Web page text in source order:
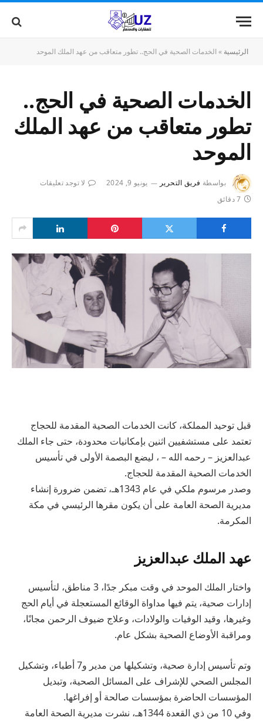
الرئيسية » الخدمات الصحية في الحج.. تطور متعاقب من عهد الملك الموحد
الخدمات الصحية في الحج..
تطور متعاقب من عهد الملك
الموحد
بواسطة فريق التحرير يونيو 9, 2024
لا توجد تعليقات
7 دقائق
قبل توحيد المملكة، كانت الخدمات الصحية المقدمة للحجاج
تعتمد على مستشفيين اثنين بإمكانيات محدودة، حتى جاء الملك
عبدالعزيز – رحمه الله – ، ليضع البصمة الأولى في تأسيس
الخدمات الصحية المقدمة للحجاج.
وصدر مرسوم ملكي في عام 1343هـ، تضمن ضرورة إنشاء
مديرية الصحة العامة على أن يكون مقرها الرئيسي في مكة
المكرمة.
عهد الملك عبدالعزيز
واختار الملك الموحد في وقت مبكر جدًا، 3 مناطق، لتأسيس
إدارات صحية، يتم فيها مداواة الوقائع المستعجلة في أيام الحج
وغيرها، وقيد الوفيات والولادات، وعلاج ضيوف الرحمن مجانًا،
ومراقبة الأوضاع الصحية بشكل عام.
وتم تأسيس إدارة صحية، وتشكيلها من مدير و7 أطباء، وتشكيل
المجلس الصحي للإشراف على المسائل الصحية، وتبديل
المؤسسات الحاضرة بمؤسسات صالحة أو إفراغها.
وفي 10 من ذي القعدة 1344هـ، نشرت مديرية الصحة العامة